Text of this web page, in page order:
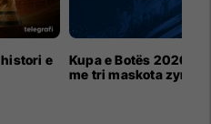
e
Kupa e Botës 2026
me tri maskota zyrtare